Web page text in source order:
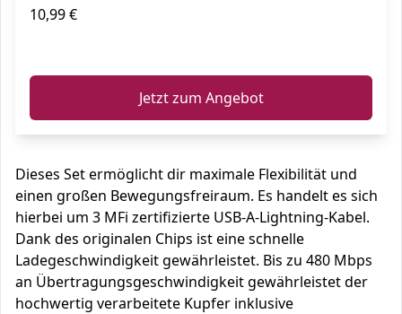
10,99 €
Jetzt zum Angebot
Dieses Set ermöglicht dir maximale Flexibilität und
einen großen Bewegungsfreiraum. Es handelt es sich
hierbei um 3 MFi zertifizierte USB-A-Lightning-Kabel.
Dank des originalen Chips ist eine schnelle
Ladegeschwindigkeit gewährleistet. Bis zu 480 Mbps
an Übertragungsgeschwindigkeit gewährleistet der
hochwertig verarbeitete Kupfer inklusive